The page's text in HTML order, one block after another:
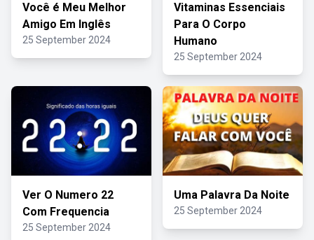
Você é Meu Melhor
Amigo Em Inglês
25 September 2024
Vitaminas Essenciais
Para O Corpo
Humano
25 September 2024
Ver O Numero 22
Com Frequencia
25 September 2024
Uma Palavra Da Noite
25 September 2024